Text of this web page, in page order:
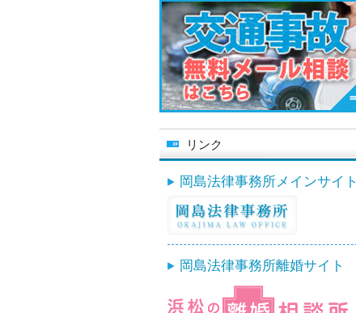
リンク
岡島法律事務所メインサイト
岡島法律事務所離婚サイト